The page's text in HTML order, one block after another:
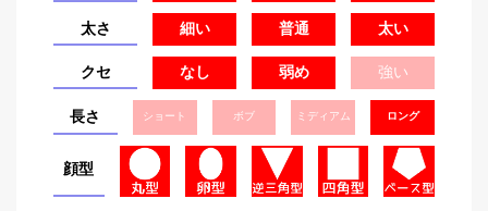
太さ 細い 普通 太い
クセ なし 弱め 強い
長さ ショート ボブ ミディアム ロング
顔型